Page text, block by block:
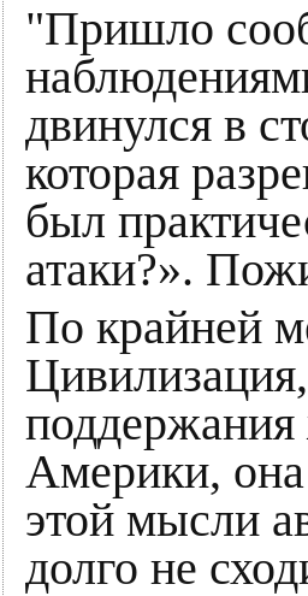
"Пришло
двинулся в
которая
был
атаки?».
По крайней
поддержания
Америки,
этой мысли
долго не